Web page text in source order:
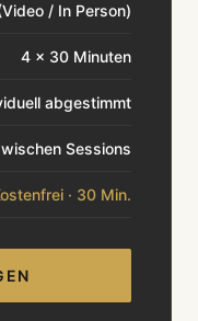
/ In Person)
4 × 30 Minuten
abgestimmt
Sessions
· 30 Min.